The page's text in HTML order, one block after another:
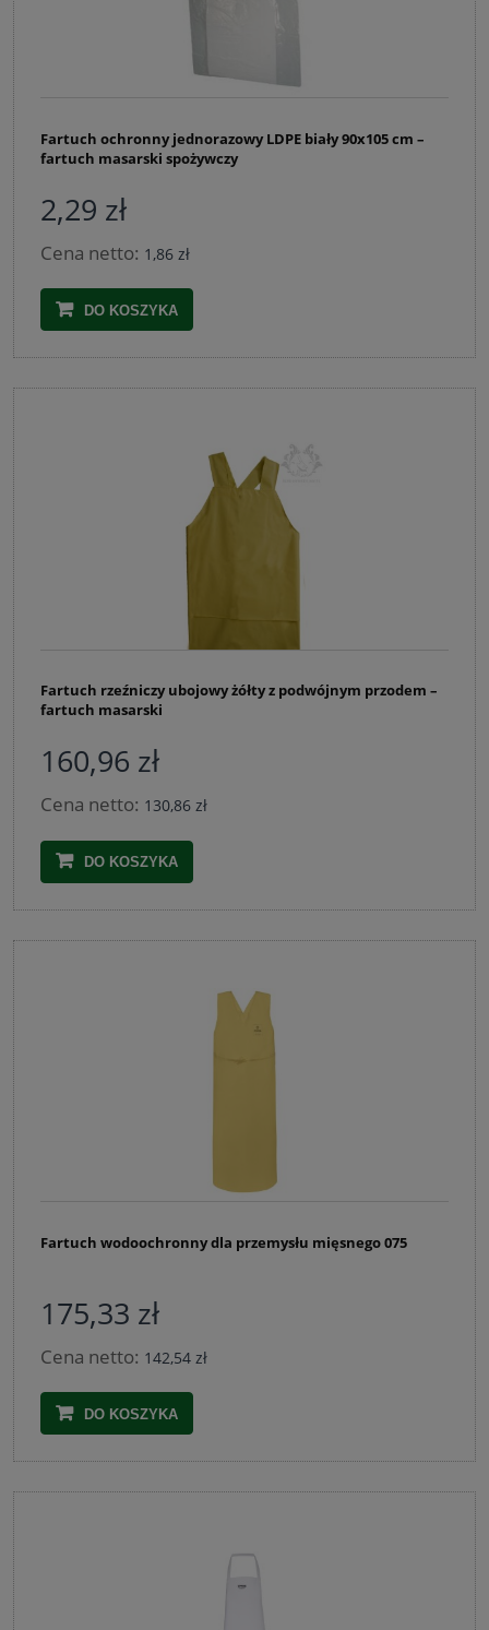
Fartuch ochronny jednorazowy LDPE biały 90x105 cm –
fartuch masarski spożywczy
2,29 zł
Cena netto: 1,86 zł
DO KOSZYKA
Fartuch rzeźniczy ubojowy żółty z podwójnym przodem –
fartuch masarski
160,96 zł
Cena netto: 130,86 zł
DO KOSZYKA
Fartuch wodoochronny dla przemysłu mięsnego 075
175,33 zł
Cena netto: 142,54 zł
DO KOSZYKA